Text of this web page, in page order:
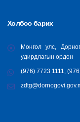
Холбоо барих
Монгол улс,
удирдлагын ордон
(976) 7723 1111,